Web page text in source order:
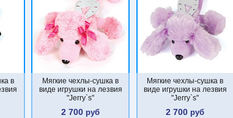
в
Мягкие чехлы-сушка в
виде игрушки на лезвия
"Jerry`s"
2 700 руб
Мягкие чехлы-сушка в
виде игрушки на лезвия
"Jerry`s"
2 700 руб